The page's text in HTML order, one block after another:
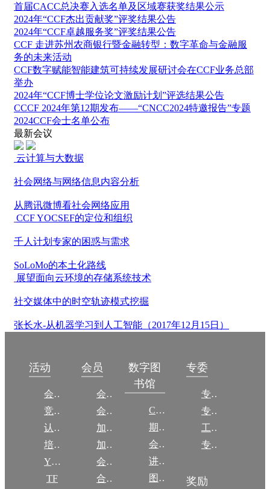
首届CACC总决赛入选名单及区域赛获奖结果公示
2024年“CCF杰出贡献奖”评奖结果公告
2024年“CCF卓越服务奖”评奖结果公告
CCF 走进苏州农商银行暨金融转型：数字革命与金融服
务的未来活动
CCF数字赋能智能建筑可持续发展研讨会在CCF业务总部
举办
2024年“CCF博士学位论文激励计划”评选结果公告
CCCF 2024年第12期发布——“CNCC2024特邀报告”专题
2024CCF会士名单公布
最新会议
云计算与大数据
社会网络与网络信息内容分析
从腾讯微博看社会网络应用
CCF YOCSEF的定位和组织
千人计划专家的困惑与需求
SoLoMo的本土化路线
展望面向云环境的存储系统技术
社交媒体中的时空轨迹模式挖掘
张长水-从机器学习到人工智能（2017年12月15日）
活动
会议
竞赛
认证
培训
YOCSEF
TF
会员
会员简介
会员权益
加入CCF
加入CCF
会员交费
合作伙伴
数字图
书馆
CCCF
期刊
会议
讲稿
图集
专委
专委简介
专委条例
工作问答
专委名单
奖励